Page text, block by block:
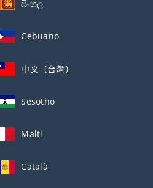
සිංහල
Cebuano
中文（台灣）
Sesotho
Malti
Català